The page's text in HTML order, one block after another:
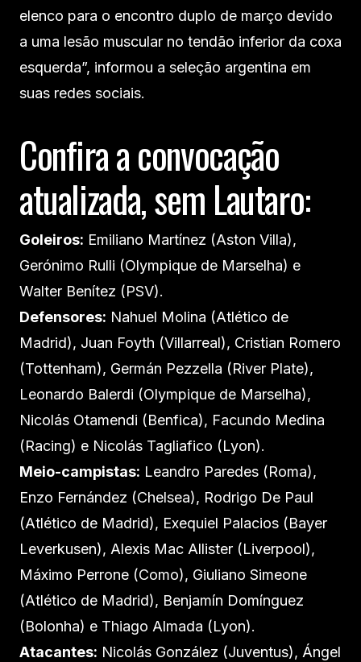
elenco para o encontro duplo de março devido
a uma lesão muscular no tendão inferior da coxa
esquerda”, informou a seleção argentina em
suas redes sociais.
Confira a convocação
atualizada, sem Lautaro:
Goleiros: Emiliano Martínez (Aston Villa),
Gerónimo Rulli (Olympique de Marselha) e
Walter Benítez (PSV).
Defensores: Nahuel Molina (Atlético de
Madrid), Juan Foyth (Villarreal), Cristian Romero
(Tottenham), Germán Pezzella (River Plate),
Leonardo Balerdi (Olympique de Marselha),
Nicolás Otamendi (Benfica), Facundo Medina
(Racing) e Nicolás Tagliafico (Lyon).
Meio-campistas: Leandro Paredes (Roma),
Enzo Fernández (Chelsea), Rodrigo De Paul
(Atlético de Madrid), Exequiel Palacios (Bayer
Leverkusen), Alexis Mac Allister (Liverpool),
Máximo Perrone (Como), Giuliano Simeone
(Atlético de Madrid), Benjamín Domínguez
(Bolonha) e Thiago Almada (Lyon).
Atacantes: Nicolás González (Juventus), Ángel